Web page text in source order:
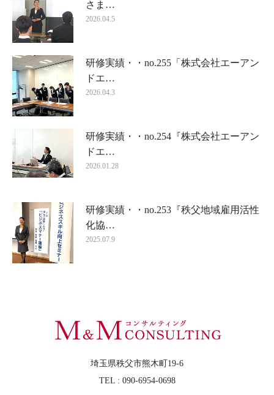
さま…
2026.04.5
研修実績・・no.255「株式会社エーアン
ドエ…
2026.04.3
研修実績・・no.254『株式会社エーアン
ドエ…
2026.01.28
研修実績・・no.253『秩父地域雇用活性
化協…
2025.07.9
埼玉県秩父市熊木町19-6
TEL : 090-6954-0698